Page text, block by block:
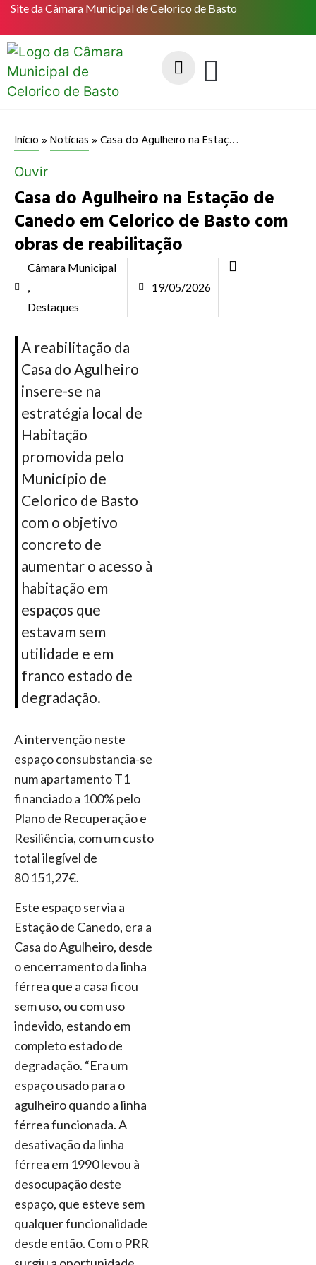
Site da Câmara Municipal de Celorico de Basto
Início»Notícias» Casa do Agulheiro na Estação de Canedo em Celorico de Basto com obras de reabilitação
Ouvir
Casa do Agulheiro na Estação de
Canedo em Celorico de Basto com
obras de reabilitação
Câmara Municipal
,
Destaques
19/05/2026
A reabilitação da
Casa do Agulheiro
insere-se na
estratégia local de
Habitação
promovida pelo
Município de
Celorico de Basto
com o objetivo
concreto de
aumentar o acesso à
habitação em
espaços que
estavam sem
utilidade e em
franco estado de
degradação.
A intervenção neste
espaço consubstancia-se
num apartamento T1
financiado a 100% pelo
Plano de Recuperação e
Resiliência, com um custo
total ilegível de
80 151,27€.
Este espaço servia a
Estação de Canedo, era a
Casa do Agulheiro, desde
o encerramento da linha
férrea que a casa ficou
sem uso, ou com uso
indevido, estando em
completo estado de
degradação. “Era um
espaço usado para o
agulheiro quando a linha
férrea funcionada. A
desativação da linha
férrea em 1990 levou à
desocupação deste
espaço, que esteve sem
qualquer funcionalidade
desde então. Com o PRR